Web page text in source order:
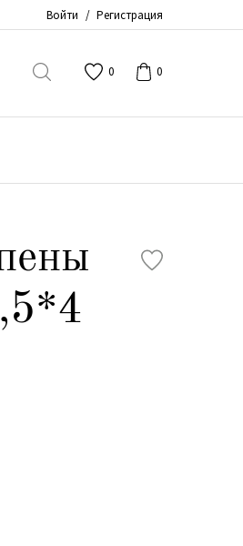
Войти / Регистрация
0 0